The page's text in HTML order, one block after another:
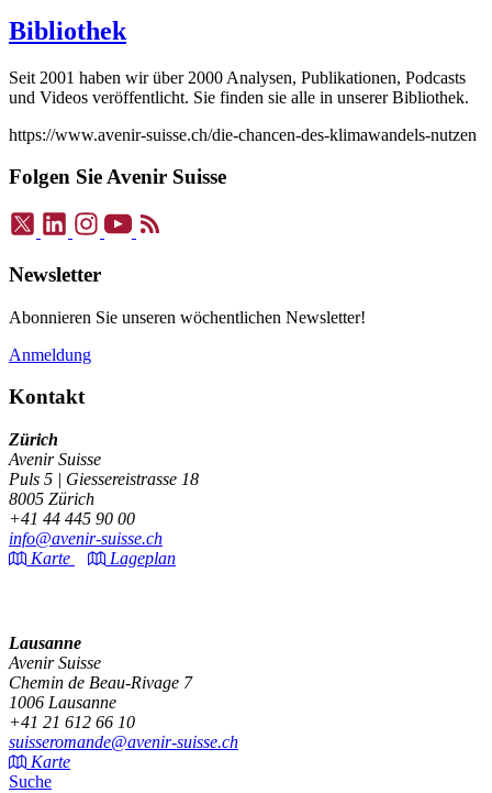
Bibliothek
Seit 2001 haben wir über 2000 Analysen, Publikationen, Podcasts
und Videos veröffentlicht. Sie finden sie alle in unserer Bibliothek.
https://www.avenir-suisse.ch/die-chancen-des-klimawandels-nutzen
Folgen Sie Avenir Suisse
Newsletter
Abonnieren Sie unseren wöchentlichen Newsletter!
Anmeldung
Kontakt
Zürich
Avenir Suisse
Puls 5 | Giessereistrasse 18
8005 Zürich
+41 44 445 90 00
info@avenir-suisse.ch
Karte
Lageplan
Lausanne
Avenir Suisse
Chemin de Beau-Rivage 7
1006 Lausanne
+41 21 612 66 10
suisseromande@avenir-suisse.ch
Karte
Suche